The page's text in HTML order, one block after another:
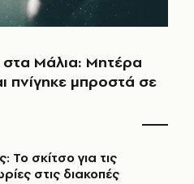
Μάλια: Μητέρα
πνίγηκε μπροστά σε
Το σκίτσο για τις
στις διακοπές